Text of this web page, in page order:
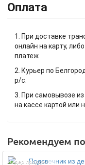
Оплата
1. При доставке
онлайн на карту,
платеж
2. Курьер по
р/с.
3. При самовывозе
на кассе картой или
Рекомендуем
Лидер продаж!